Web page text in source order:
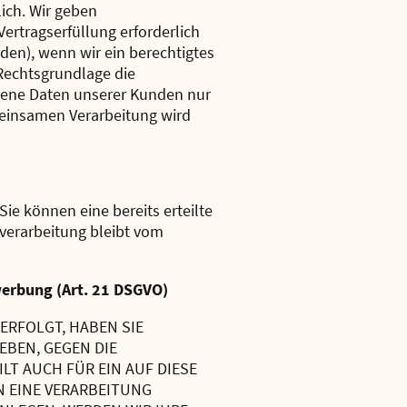
Wir geben
erforderlich
wenn wir ein berechtigtes
die
Daten unserer Kunden nur
Verarbeitung wird
können eine bereits erteilte
bleibt vom
(Art. 21 DSGVO)
HABEN SIE
GEGEN DIE
AUCH FÜR EIN AUF DIESE
EINE VERARBEITUNG